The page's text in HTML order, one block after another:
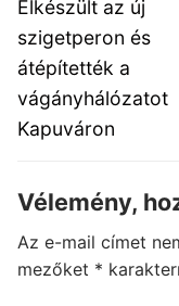
post:
Elkészült az új
szigetperon és
átépítették a
vágányhálózatot
Kapuváron
Vélemény,
Az e-mail címet
mezőket *